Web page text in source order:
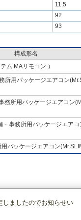
11.5
92
93
構成形名
ム MAリモコン ）
所用パッケージエアコン
務所用パッケージエアコン
・事務所用パッケージエア
パッケージエアコン
しましたのでお知らせい